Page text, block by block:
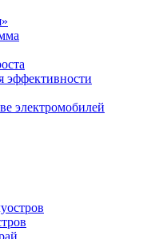
электромобилей